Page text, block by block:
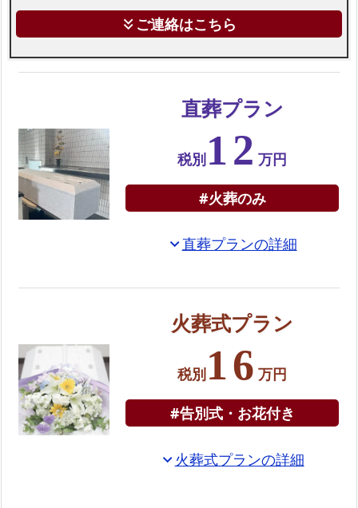
直
葬
プ
葬
選
べ
keyboard_double_arrow_downご連絡はこちら
直葬プラン
税別12 万円
#火葬のみ
expand_more直葬プランの詳細
火葬式プラン
税別16 万円
#告別式・お花付き
expand_more火葬式プランの詳細